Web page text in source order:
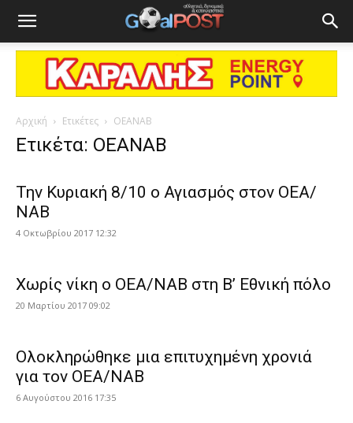
Αρχική Ετικέτες ΟΕΑΝΑΒ
Ετικέτα: ΟΕΑΝΑΒ
Την Κυριακή 8/10 ο Αγιασμός στον ΟΕΑ/
ΝΑΒ
4 Οκτωβρίου 2017 12:32
Χωρίς νίκη ο ΟΕΑ/ΝΑΒ στη Β’ Εθνική πόλο
20 Μαρτίου 2017 09:02
Ολοκληρώθηκε μια επιτυχημένη χρονιά
για τον ΟΕΑ/ΝΑΒ
6 Αυγούστου 2016 17:35